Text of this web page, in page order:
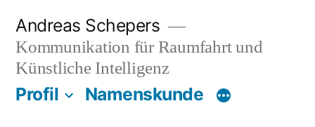
Inhalt
springen
Andreas Schepers
Kommunikation für Raumfahrt und
Künstliche Intelligenz
Profil Namenskunde